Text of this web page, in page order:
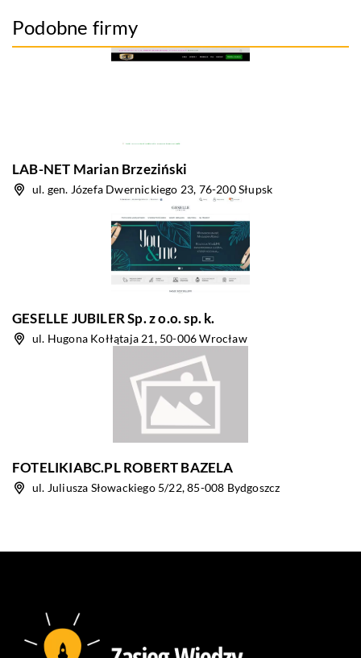
Podobne firmy
LAB-NET Marian Brzeziński
ul. gen. Józefa Dwernickiego 23, 76-200 Słupsk
GESELLE JUBILER Sp. z o.o. sp. k.
ul. Hugona Kołłątaja 21, 50-006 Wrocław
FOTELIKIABC.PL ROBERT BAZELA
ul. Juliusza Słowackiego 5/22, 85-008 Bydgoszcz